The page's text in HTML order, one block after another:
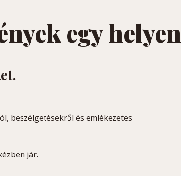
egy helyen
beszélgetésekről és emlékezetes
jár.